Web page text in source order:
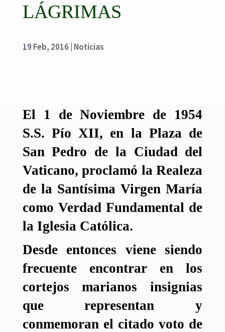
LÁGRIMAS
19 Feb, 2016 Noticias
El 1 de Noviembre de 1954
S.S. Pío XII, en la Plaza de
San Pedro de la Ciudad del
Vaticano, proclamó la Realeza
de la Santísima Virgen María
como Verdad Fundamental de
la Iglesia Católica.
Desde entonces viene siendo
frecuente encontrar en los
cortejos marianos insignias
que representan y
conmemoran el citado voto de